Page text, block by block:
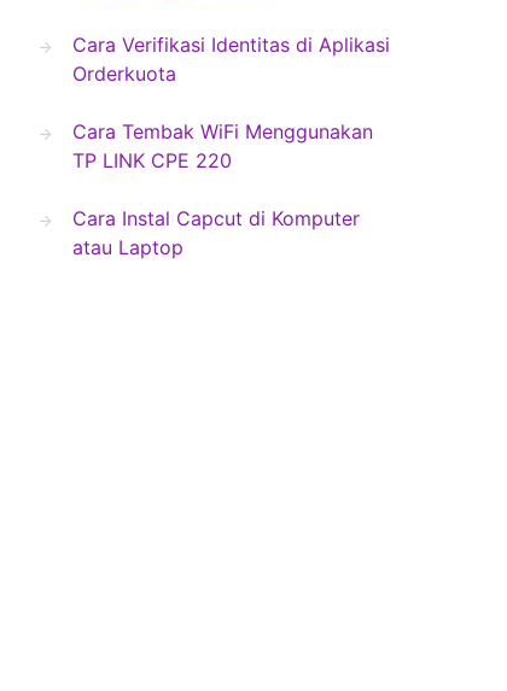
Cara Verifikasi Identitas di Aplikasi
Orderkuota
Cara Tembak WiFi Menggunakan
TP LINK CPE 220
Cara Instal Capcut di Komputer
atau Laptop